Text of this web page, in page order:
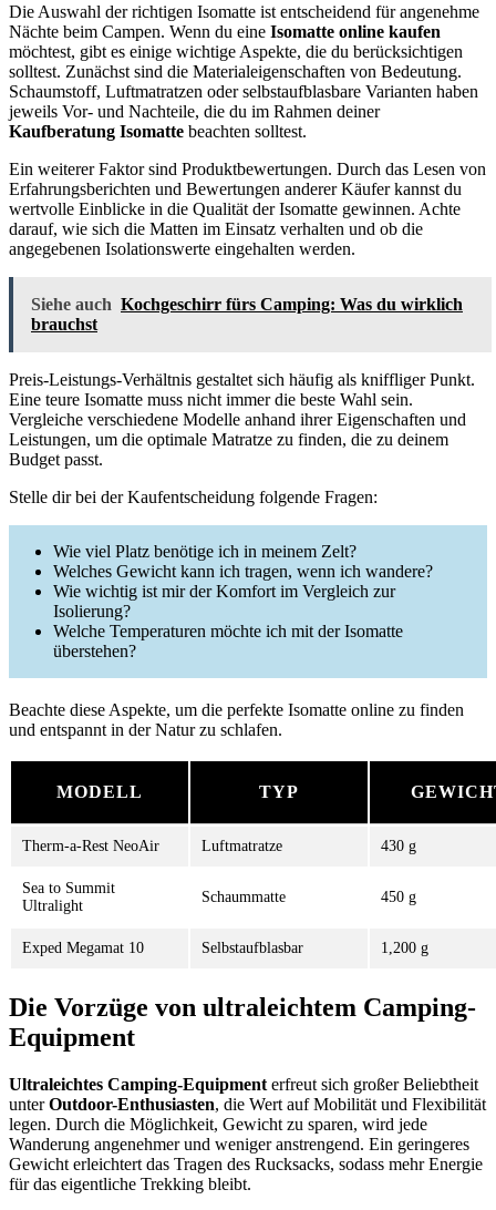
Die Auswahl der richtigen Isomatte ist entscheidend für angenehme
Nächte beim Campen. Wenn du eine Isomatte online kaufen
möchtest, gibt es einige wichtige Aspekte, die du berücksichtigen
solltest. Zunächst sind die Materialeigenschaften von Bedeutung.
Schaumstoff, Luftmatratzen oder selbstaufblasbare Varianten haben
jeweils Vor- und Nachteile, die du im Rahmen deiner
Kaufberatung Isomatte beachten solltest.
Ein weiterer Faktor sind Produktbewertungen. Durch das Lesen von
Erfahrungsberichten und Bewertungen anderer Käufer kannst du
wertvolle Einblicke in die Qualität der Isomatte gewinnen. Achte
darauf, wie sich die Matten im Einsatz verhalten und ob die
angegebenen Isolationswerte eingehalten werden.
Siehe auch Kochgeschirr fürs Camping: Was du wirklich
brauchst
Preis-Leistungs-Verhältnis gestaltet sich häufig als kniffliger Punkt.
Eine teure Isomatte muss nicht immer die beste Wahl sein.
Vergleiche verschiedene Modelle anhand ihrer Eigenschaften und
Leistungen, um die optimale Matratze zu finden, die zu deinem
Budget passt.
Stelle dir bei der Kaufentscheidung folgende Fragen:
Wie viel Platz benötige ich in meinem Zelt?
Welches Gewicht kann ich tragen, wenn ich wandere?
Wie wichtig ist mir der Komfort im Vergleich zur
Isolierung?
Welche Temperaturen möchte ich mit der Isomatte
überstehen?
Beachte diese Aspekte, um die perfekte Isomatte online zu finden
und entspannt in der Natur zu schlafen.
MODELL TYP
Therm-a-Rest NeoAir Luftmatratze 430 g
Sea to Summit
Ultralight
Schaummatte 450 g
Exped Megamat 10 Selbstaufblasbar 1,200 g
Die Vorzüge von ultraleichtem Camping-
Equipment
Ultraleichtes Camping-Equipment erfreut sich großer Beliebtheit
unterOutdoor-Enthusiasten, die Wert auf Mobilität und Flexibilität
legen. Durch die Möglichkeit, Gewicht zu sparen, wird jede
Wanderung angenehmer und weniger anstrengend. Ein geringeres
Gewicht erleichtert das Tragen des Rucksacks, sodass mehr Energie
für das eigentliche Trekking bleibt.